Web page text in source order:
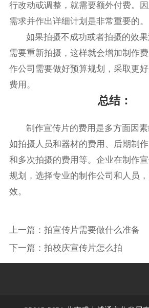
行改动或调整，就需要额外付费。
需求并作出详细计划是非常重要的。
如果拍摄不成功或者拍摄的效
需要重新拍摄，这样就会增加制作
作公司需要做好预算规划，采取更
费用。
总结：
制作宣传片的费用是多方面因素
如拍摄人员和器材的费用、后期制
和多次拍摄的费用等。企业在制作
规划，选择专业的制作公司和人员
效。
上一篇： 拍宣传片需要做什么准备
下一篇： 拍校庆宣传片怎么拍